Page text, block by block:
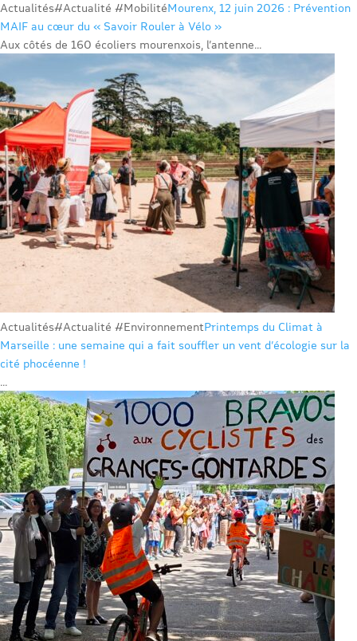
Actualités#Actualité #MobilitéMourenx, 12 juin 2026 : Prévention
MAIF au cœur du « Savoir Rouler à Vélo »
Aux côtés de 160 écoliers mourenxois, l’antenne...
Actualités#Actualité #EnvironnementPrintemps du Climat à
Marseille : une semaine qui a fait souffler un vent d’écologie sur la
cité phocéenne !
...